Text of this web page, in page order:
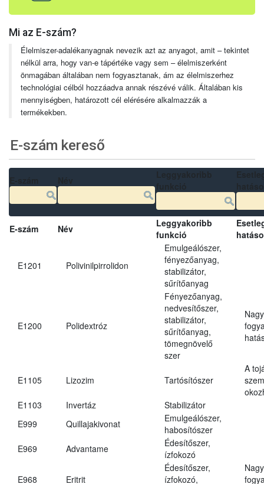
Mi az E-szám?
Élelmiszer-adalékanyagnak nevezik azt az anyagot, amit – tekintet
nélkül arra, hogy van-e tápértéke vagy sem – élelmiszerként
önmagában általában nem fogyasztanak, ám az élelmiszerhez
technológiai célból hozzáadva annak részévé válik. Általában kis
mennyiségben, határozott cél elérésére alkalmazzák a
termékekben.
E-szám kereső
E-szám Név
Leggyakoribb
funkció
E1201 Polivinilpirrolidon
Emulgeálószer,
fényezőanyag,
stabilizátor,
sűrítőanyag
E1200 Polidextróz
Fényezőanyag,
nedvesítőszer,
stabilizátor,
sűrítőanyag,
tömegnövelő
szer
E1105 Lizozim Tartósítószer
A
E1103
Invertáz
Stabilizátor
E999
Quillajakivonat
Emulgeálószer,
habosítószer
E969
Advantame
Édesítőszer,
ízfokozó
E968 Eritrit
Édesítőszer,
ízfokozó,